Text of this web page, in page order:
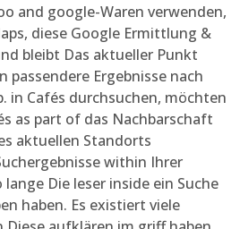
and google-Waren verwenden,
diese Google Ermittlung &
bleibt Das aktueller Punkt
passendere Ergebnisse nach
in Cafés durchsuchen, möchten
as part of das Nachbarschaft
aktuellen Standorts
within Ihrer
Die leser inside ein Suche
haben. Es existiert viele